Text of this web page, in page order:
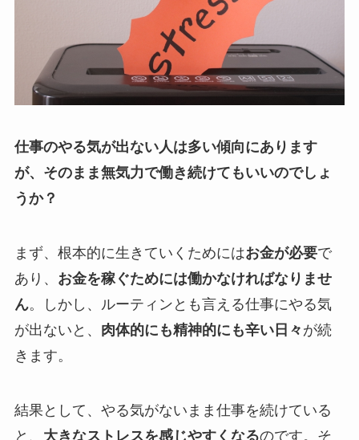
仕事のやる気が出ない人は多い傾向にあります
が、そのまま無気力で働き続けてもいいのでしょ
うか？
まず、根本的に生きていくためにはお金が必要で
あり、 お金を稼ぐためには働かなければなりませ
ん。しかし、ルーティンとも言える仕事にやる気
が出ないと、 肉体的にも精神的にも辛い日々 が続
きます。
結果として、やる気がないまま仕事を続けている
と、 大きなストレスを感じやすくなるのです。そ